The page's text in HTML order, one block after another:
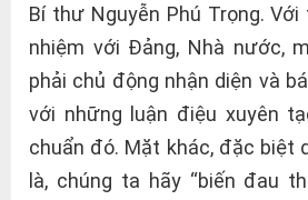
Bí thư Nguyễn Phú Trọng.
nhiệm với Đảng, Nhà nước,
phải chủ động nhận diện và
với những luận điệu xuyên
chuẩn đó. Mặt khác, đặc biệt
là, chúng ta hãy “biến đau